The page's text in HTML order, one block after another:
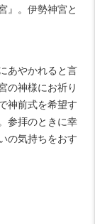
』。伊勢神宮と
あやかれると言
の神様にお祈り
神前式を希望す
参拝のときに幸
の気持ちをおす